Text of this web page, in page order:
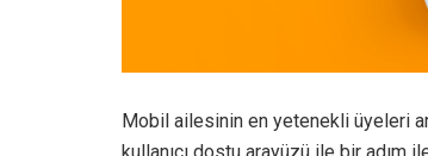
Mobil ailesinin en yetenekli üyeleri